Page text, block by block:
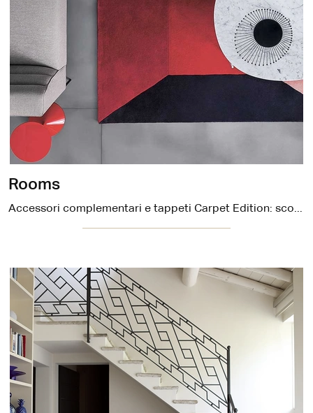
Rooms
Accessori complementari e tappeti Carpet Edition: scopri come arricchire i tuoi spazi design con il modello Rooms.